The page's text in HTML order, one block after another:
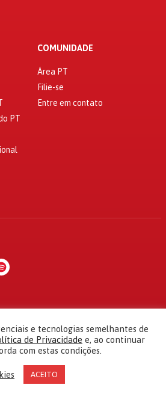
PT
COMUNIDADE
Área PT
Filie-se
Entre em contato
Todos os direitos reservados
e tecnologias semelhantes de
de Privacidade e, ao continuar
com estas condições.
ACEITO